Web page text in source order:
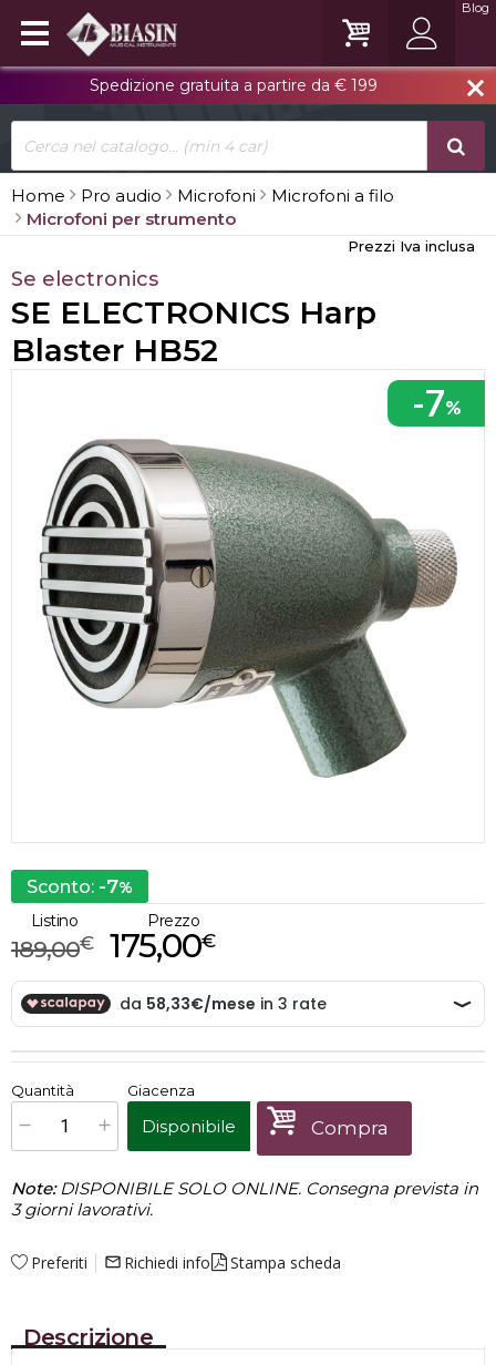
close
Spedizione gratuita a partire da € 199
Blog
Home Pro audio Microfoni
Microfoni a filo
Microfoni per strumento
Prezzi Iva inclusa
Se electronics
SE ELECTRONICS Harp
Blaster HB52
-7%
Sconto: -7%
Listino
€
189,00
Prezzo
€
175,00
x1 Prezzo finale:€175,00
Quantità Giacenza
Disponibile Compra
Note:DISPONIBILE SOLO ONLINE. Consegna prevista in
3 giorni lavorativi.
Preferiti mail_outline Richiedi info Stampa scheda
Descrizione